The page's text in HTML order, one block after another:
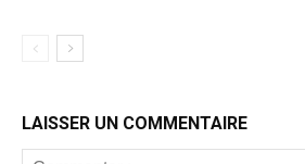
LAISSER UN COMMENTAIRE